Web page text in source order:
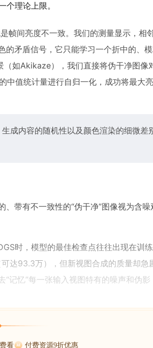
理论上限。
帧间亮度不一致。我们的测量显示，相
的矛盾信号，它只能学习一个折中的、
如Akikaze），我们直接将伪干净图像
中值统计量进行自归一化，成功将最大
成内容的随机性以及颜色渲染的细微差
带有不一致性的“伪干净”图像视为含噪
时，模型的最佳检查点往往出现在训
达93.3万），但新视图合成的质量却急
记忆”每一张输入视图特有的噪声和伪影
看 付费资源9折优惠